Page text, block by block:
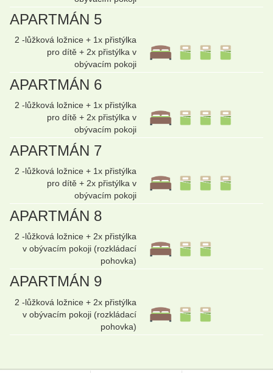
APARTMÁN 5
2 -lůžková ložnice + 1x přistýlka
pro dítě + 2x přistýlka v
obývacím pokoji
APARTMÁN 6
2 -lůžková ložnice + 1x přistýlka
pro dítě + 2x přistýlka v
obývacím pokoji
APARTMÁN 7
2 -lůžková ložnice + 1x přistýlka
pro dítě + 2x přistýlka v
obývacím pokoji
APARTMÁN 8
2 -lůžková ložnice + 2x přistýlka
v obývacím pokoji (rozkládací
pohovka)
APARTMÁN 9
2 -lůžková ložnice + 2x přistýlka
v obývacím pokoji (rozkládací
pohovka)